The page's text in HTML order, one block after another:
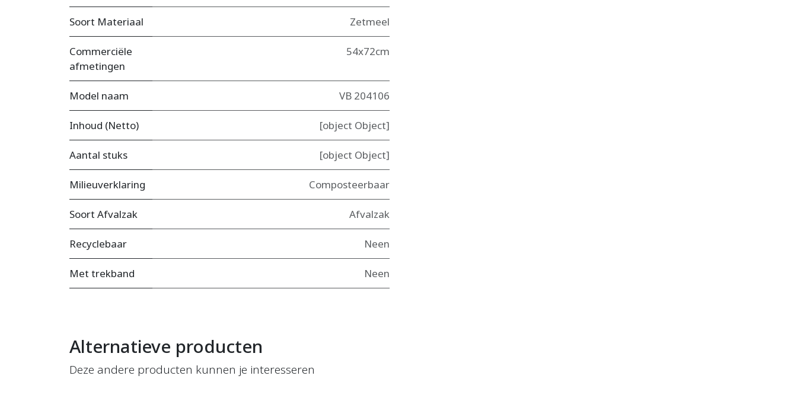
Soort Materiaal Zetmeel
Commerciële
afmetingen
54x72cm
Model naam VB 204106
Inhoud (Netto) [object Object]
Aantal stuks [object Object]
Milieuverklaring Composteerbaar
Soort Afvalzak Afvalzak
Recyclebaar Neen
Met trekband Neen
Alternatieve producten
Deze andere producten kunnen je interesseren